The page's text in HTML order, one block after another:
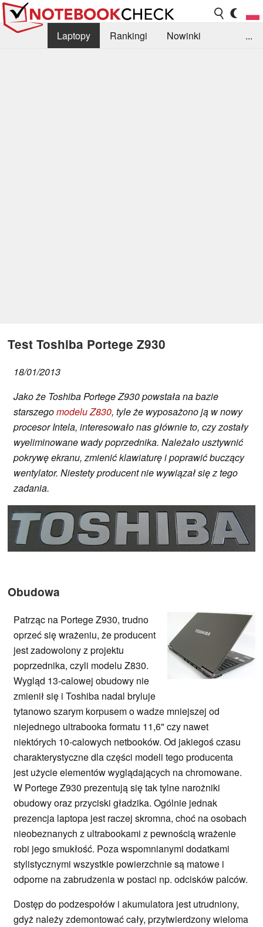
Laptopy Rankingi
Nowinki
...
Test Toshiba Portege Z930
18/01/2013
Jako że Toshiba Portege Z930 powstała na bazie
starszegomodelu Z830, tyle że wyposażono ją w nowy
procesor Intela, interesowało nas głównie to, czyzostały
wyeliminowane wady poprzednika. Należało usztywnić
pokrywę ekranu, zmienić klawiaturę i poprawić buczący
wentylator. Niestety producent nie wywiązał się z tego
zadania.
Obudowa
Patrząc na Portege Z930, trudno
oprzeć się wrażeniu, że producent
jest zadowolony z projektu
poprzednika, czyli modelu Z830.
Wygląd 13-calowej obudowy nie
zmienił się i Toshiba nadal bryluje
tytanowo szarym korpusem o wadze mniejszej od
niejednego ultrabooka formatu 11,6" czy nawet
niektórych 10-calowych netbooków. Od jakiegoś czasu
charakterystyczne dla części modeli tego producenta
jest użycie elementów wyglądających na chromowane.
W Portege Z930 prezentują się tak tylne narożniki
obudowy oraz przyciski gładzika. Ogólnie jednak
prezencja laptopa jest raczej skromna, choć na osobach
nieobeznanych z ultrabookami z pewnością wrażenie
robi jego smukłość. Poza wspomnianymi dodatkami
stylistycznymi wszystkie powierzchnie są matowe i
odporne na zabrudzenia w postaci np. odcisków palców.
Dostęp do podzespołów i akumulatora jest utrudniony,
gdyż należy zdemontować cały, przytwierdzony wieloma